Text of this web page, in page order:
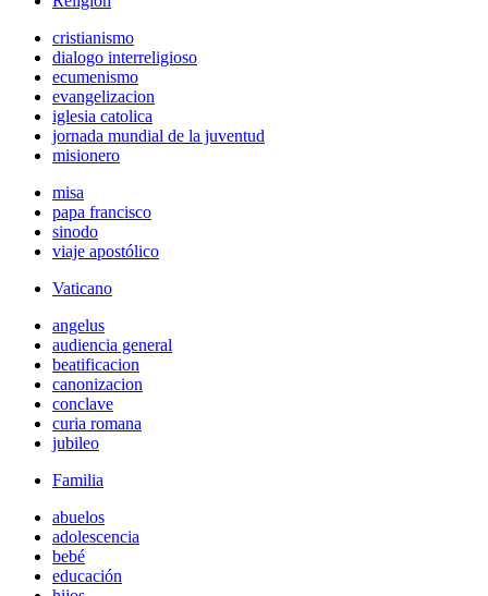
cristianismo
dialogo interreligioso
ecumenismo
evangelizacion
iglesia catolica
jornada mundial de la juventud
misionero
misa
papa francisco
sinodo
viaje apostólico
Vaticano
angelus
audiencia general
beatificacion
canonizacion
conclave
curia romana
jubileo
Familia
abuelos
adolescencia
bebé
educación